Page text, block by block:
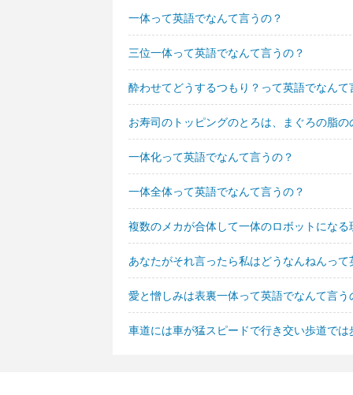
一体って英語でなんて言うの？
三位一体って英語でなんて言うの？
酔わせてどうするつもり？って英語でなんて
お寿司のトッピングのとろは、まぐろの脂
一体化って英語でなんて言うの？
一体全体って英語でなんて言うの？
複数のメカが合体して一体のロボットにな
あなたがそれ言ったら私はどうなんねんっ
愛と憎しみは表裏一体って英語でなんて言う
車道には車が猛スピードで行き交い歩道で